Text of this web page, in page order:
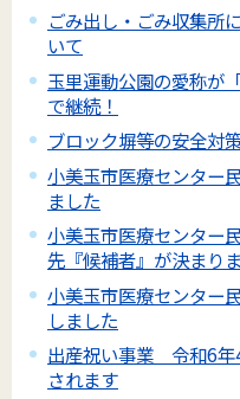
ごみ出し・ごみ収集所
いて
玉里運動公園の愛称が
で継続！
ブロック塀等の安全対
小美玉市医療センター
ました
小美玉市医療センター
先『候補者』が決まり
小美玉市医療センター
しました
出産祝い事業 令和6年
されます